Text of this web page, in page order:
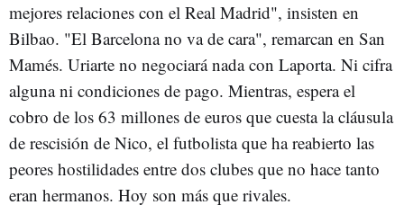
mejores relaciones con el Real Madrid", insisten en
Bilbao. "El Barcelona no va de cara", remarcan en San
Mamés. Uriarte no negociará nada con Laporta. Ni cifra
alguna ni condiciones de pago. Mientras, espera el
cobro de los 63 millones de euros que cuesta la cláusula
de rescisión de Nico, el futbolista que ha reabierto las
peores hostilidades entre dos clubes que no hace tanto
eran hermanos. Hoy son más que rivales.